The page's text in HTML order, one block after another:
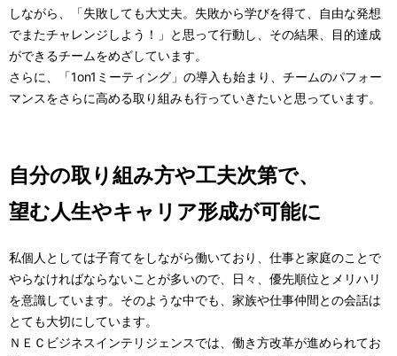
しながら、「失敗しても大丈夫。失敗から学びを得て、自由な発想
でまたチャレンジしよう！」と思って行動し、その結果、目的達成
ができるチームをめざしています。
さらに、「1on1ミーティング」の導入も始まり、チームのパフォー
マンスをさらに高める取り組みも行っていきたいと思っています。
自分の取り組み方や工夫次第で、
望む人生やキャリア形成が可能に
私個人としては子育てをしながら働いており、仕事と家庭のことで
やらなければならないことが多いので、日々、優先順位とメリハリ
を意識しています。そのような中でも、家族や仕事仲間との会話は
とても大切にしています。
ＮＥＣビジネスインテリジェンスでは、働き方改革が進められてお